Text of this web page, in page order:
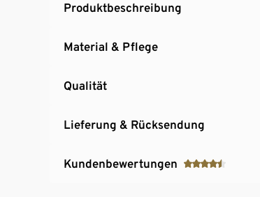
Produktbeschreibung
Material & Pflege
Qualität
Lieferung & Rücksendung
Kundenbewertungen